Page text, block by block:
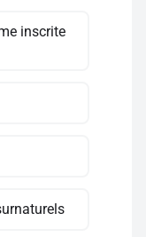
inscrite